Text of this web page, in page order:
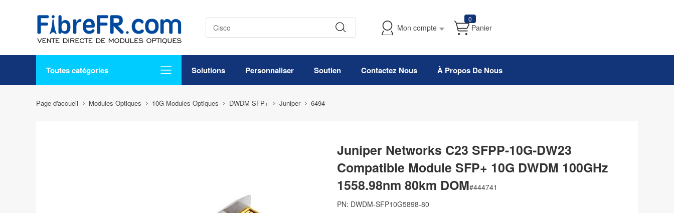
Mon compte
0
Panier
Toutes catégories Solutions Personnaliser Soutien Contactez Nous À Propos De Nous
Page d'accueil Modules Optiques 10G Modules Optiques DWDM SFP+ Juniper 6494
Juniper Networks C23 SFPP-10G-DW23
Compatible Module SFP+ 10G DWDM 100GHz
1558.98nm 80km DOM#444741
PN: DWDM-SFP10G5898-80